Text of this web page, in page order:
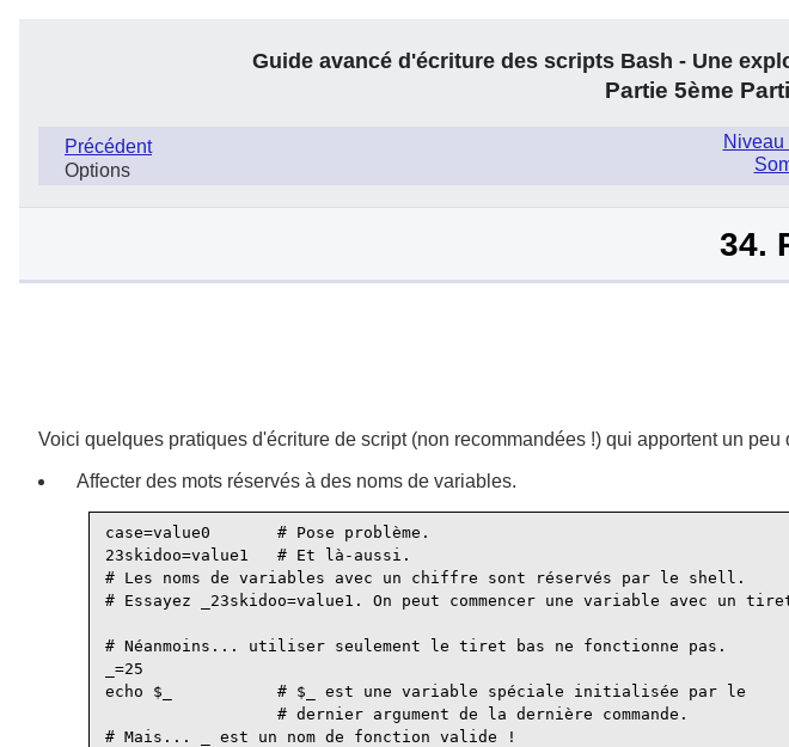
Guide avancé d'écriture des scripts Bash - Une
Partie 5ème
Précédent
Options
Niveau
34.
Voici quelques pratiques d'écriture de script (non recommandées !) qui apportent un
Affecter des mots réservés à des noms de variables.
case=value0       # Pose problème.
23skidoo=value1   # Et là-aussi.
# Les noms de variables avec un chiffre sont réservés par le shell.
# Essayez _23skidoo=value1. On peut commencer une variable avec un
# Néanmoins... utiliser seulement le tiret bas ne fonctionne pas.
_=25
echo $_           # $_ est une variable spéciale initialisée par le
                  # dernier argument de la dernière commande.
# Mais... _ est un nom de fonction valide !